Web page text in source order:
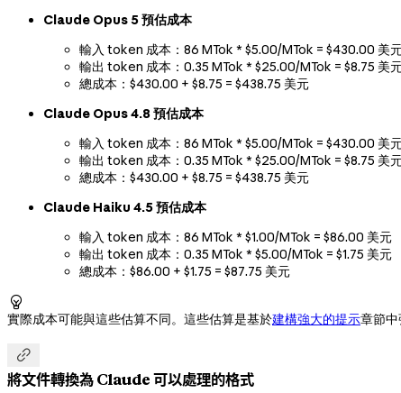
Claude Opus 5 預估成本
輸入 token 成本：86 MTok * $5.00/MTok = $430.00 美
輸出 token 成本：0.35 MTok * $25.00/MTok = $8.75 美
總成本：$430.00 + $8.75 = $438.75 美元
Claude Opus 4.8 預估成本
輸入 token 成本：86 MTok * $5.00/MTok = $430.00 美
輸出 token 成本：0.35 MTok * $25.00/MTok = $8.75 美
總成本：$430.00 + $8.75 = $438.75 美元
Claude Haiku 4.5 預估成本
輸入 token 成本：86 MTok * $1.00/MTok = $86.00 美元
輸出 token 成本：0.35 MTok * $5.00/MTok = $1.75 美元
總成本：$86.00 + $1.75 = $87.75 美元

實際成本可能與這些估算不同。這些估算是基於建構強大的提示章節中

將文件轉換為 Claude 可以處理的格式